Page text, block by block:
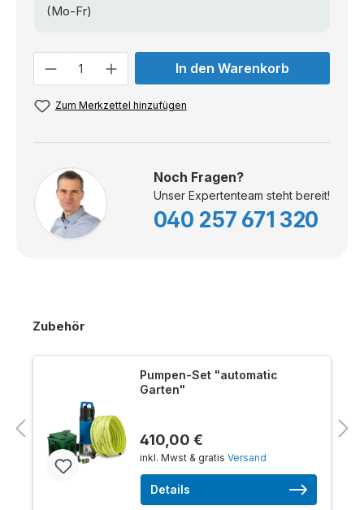
(Mo-Fr)
In den Warenkorb
Zum Merkzettel hinzufügen
Noch Fragen?
Unser Expertenteam steht bereit!
040 257 671 320
Zubehör
Pumpen-Set "automatic
Garten"
410,00 €
inkl. Mwst & gratis Versand
Details